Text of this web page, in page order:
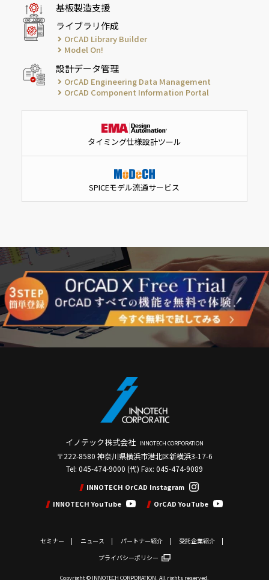
基板製造支援
ライブラリ作成
OrCAD Library Builder
Model On!
設計データ管理
OrCAD Engineering Data Management
OrCAD Component Information Portal
タイミング仕様設計ツール
SPICEモデル流通サービス
イノテック株式会社 INNOTECH CORPORATION
〒222-8580 神奈川県横浜市港北区新横浜3-17-6
Tel: 045-474-9000 (代) Fax: 045-474-9089
INNOTECH OrCAD Instagram
INNOTECH YouTube
OrCAD YouTube
セミナー ニュース パートナー紹介
受託企業紹介
プライバシーポリシー
Copyright © INNOTECH CORPORATION. All rights reserved.